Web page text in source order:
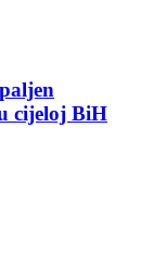
cijeloj BiH